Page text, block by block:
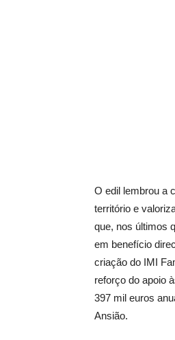
O edil lembrou a
território e
que, nos últimos
em benefício
criação do IMI
reforço do apoio
397 mil euros
Ansião.